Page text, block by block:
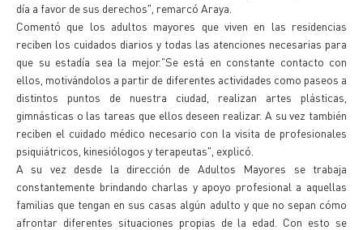
día a favor de sus derechos", remarcó Araya.
Comentó que los adultos mayores que viven en las residencias
reciben los cuidados diarios y todas las atenciones necesarias para
que su estadía sea la mejor."Se está en constante contacto con
ellos, motivándolos a partir de diferentes actividades como paseos a
distintos puntos de nuestra ciudad, realizan artes plásticas,
gimnásticas o las tareas que ellos deseen realizar. A su vez también
reciben el cuidado médico necesario con la visita de profesionales
psiquiátricos, kinesiólogos y terapeutas", explicó.
A su vez desde la dirección de Adultos Mayores se trabaja
constantemente brindando charlas y apoyo profesional a aquellas
familias que tengan en sus casas algún adulto y que no sepan cómo
afrontar diferentes situaciones propias de la edad. Con esto se